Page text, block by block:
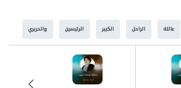
عائلة الراحل الكبير الرئيسين والحريري